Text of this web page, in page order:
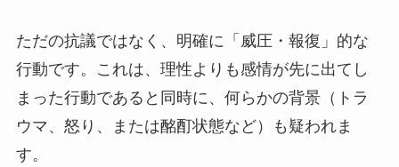
ただの抗議ではなく、明確に「威圧・報復」的な
行動です。これは、理性よりも感情が先に出てし
まった行動であると同時に、何らかの背景（トラ
ウマ、怒り、または酩酊状態など）も疑われま
す。